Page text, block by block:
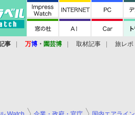
事 万博 ・ 園芸博 取材記事 旅レポ